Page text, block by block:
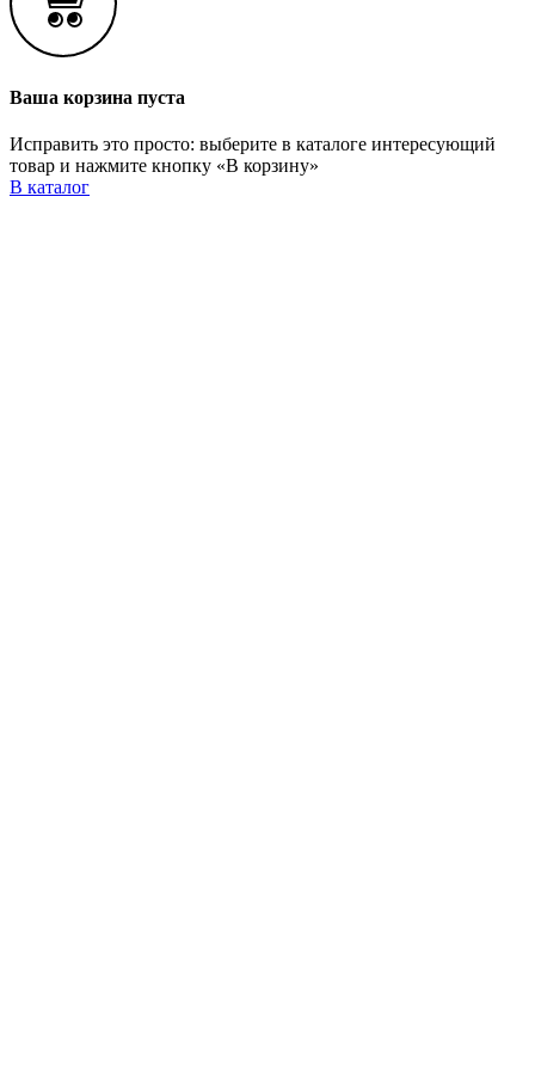
Ваша корзина пуста
Исправить это просто: выберите в каталоге интересующий
товар и нажмите кнопку «В корзину»
В каталог